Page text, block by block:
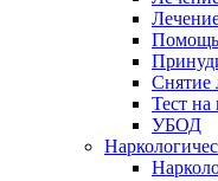
Помощь
Снятие
Тест
УБОД